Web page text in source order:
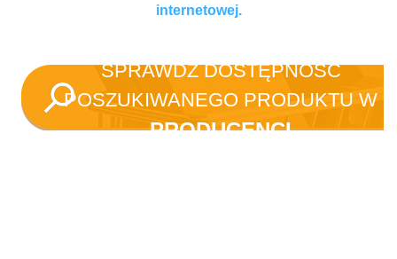
internetowej.
SPRAWDŹ DOSTĘPNOŚĆ
POSZUKIWANEGO PRODUKTU W
PRODUCENCI